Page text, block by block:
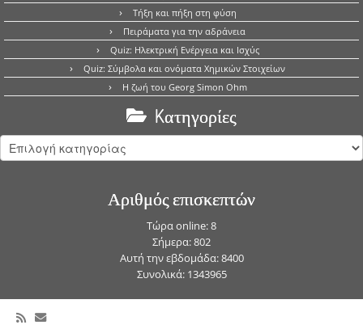
Τήξη και πήξη στη φύση
Πειράματα για την αδράνεια
Quiz: Ηλεκτρική Ενέργεια και Ισχύς
Quiz: Σύμβολα και ονόματα Χημικών Στοιχείων
Η ζωή του Georg Simon Ohm
Kατηγορίες
Kατηγορίες
Αριθμός επισκεπτών
Τώρα online: 8
Σήμερα: 802
Αυτή την εβδομάδα: 8400
Συνολικά: 1343965